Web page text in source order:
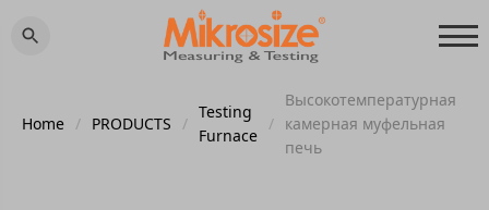
Home / PRODUCTS /
Testing
Furnace
/
Высокотемпературная
камерная муфельная
печь